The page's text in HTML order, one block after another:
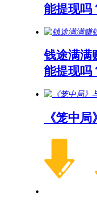
能提现吗
钱途满满
能提现吗
《笼中